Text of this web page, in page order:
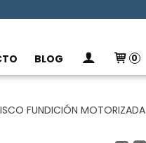
BLOG 0
FUNDICIÓN MOTORIZADA